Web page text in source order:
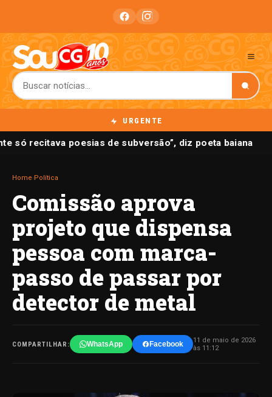
URGENTE
só recitava poesias de subversão”, diz poeta baiana
Home Política
Comissão aprova
projeto que dispensa
pessoa com marca-
passo de passar por
detector de metal
COMPARTILHAR: WhatsApp Facebook
11 de maio de 2026
às 11:12